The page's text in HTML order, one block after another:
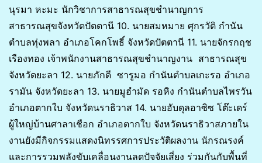
นุรมา หะมะ นักวิชาการสาธารณสุขชำนาญการ
สาธารณสุขจังหวัดปัตตานี 10. นายสมหมาย ศุกรวัติ กำนัน
ตำบลทุ่งพลา อำเภอโคกโพธิ์ จังหวัดปัตตานี 11. นายจักรกฤช
เรืองทอง เจ้าพนักงานสาธารณสุขชำนาญงาน สาธารณสุข
จังหวัดยะลา 12. นายภักดี ซารูมอ กำนันตำบลเกะรอ อำเภอ
รามัน จังหวัดยะลา 13. นายมูฮำมัด รอหิง กำนันตำบลไพรวัน
อำเภอตากใบ จังหวัดนราธิวาส 14. นายอับดุลอาซิซ โต๊ะเดร์
ผู้ใหญ่บ้านศาลาเชือก อำเภอตากใบ จังหวัดนราธิวาสภายใน
งานยังมีกิจกรรมแสดงนิทรรศการประวัติผลงาน นักรณรงค์
และการรวมพลังขับเคลื่อนงานลดปัจจัยเสี่ยง ร่วมกันกับพื้นที่